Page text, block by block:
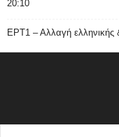
20:10
ΕΡΤ1 – Αλλαγή ελληνικής